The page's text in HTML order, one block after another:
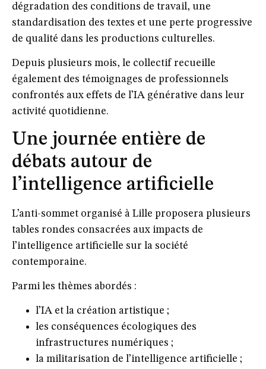
dégradation des conditions de travail, une
standardisation des textes et une perte progressive
de qualité dans les productions culturelles.
Depuis plusieurs mois, le collectif recueille
également des témoignages de professionnels
confrontés aux effets de l’IA générative dans leur
activité quotidienne.
Une journée entière de
débats autour de
l’intelligence artificielle
L’anti-sommet organisé à Lille proposera plusieurs
tables rondes consacrées aux impacts de
l’intelligence artificielle sur la société
contemporaine.
Parmi les thèmes abordés :
l’IA et la création artistique ;
les conséquences écologiques des
infrastructures numériques ;
la militarisation de l’intelligence artificielle ;